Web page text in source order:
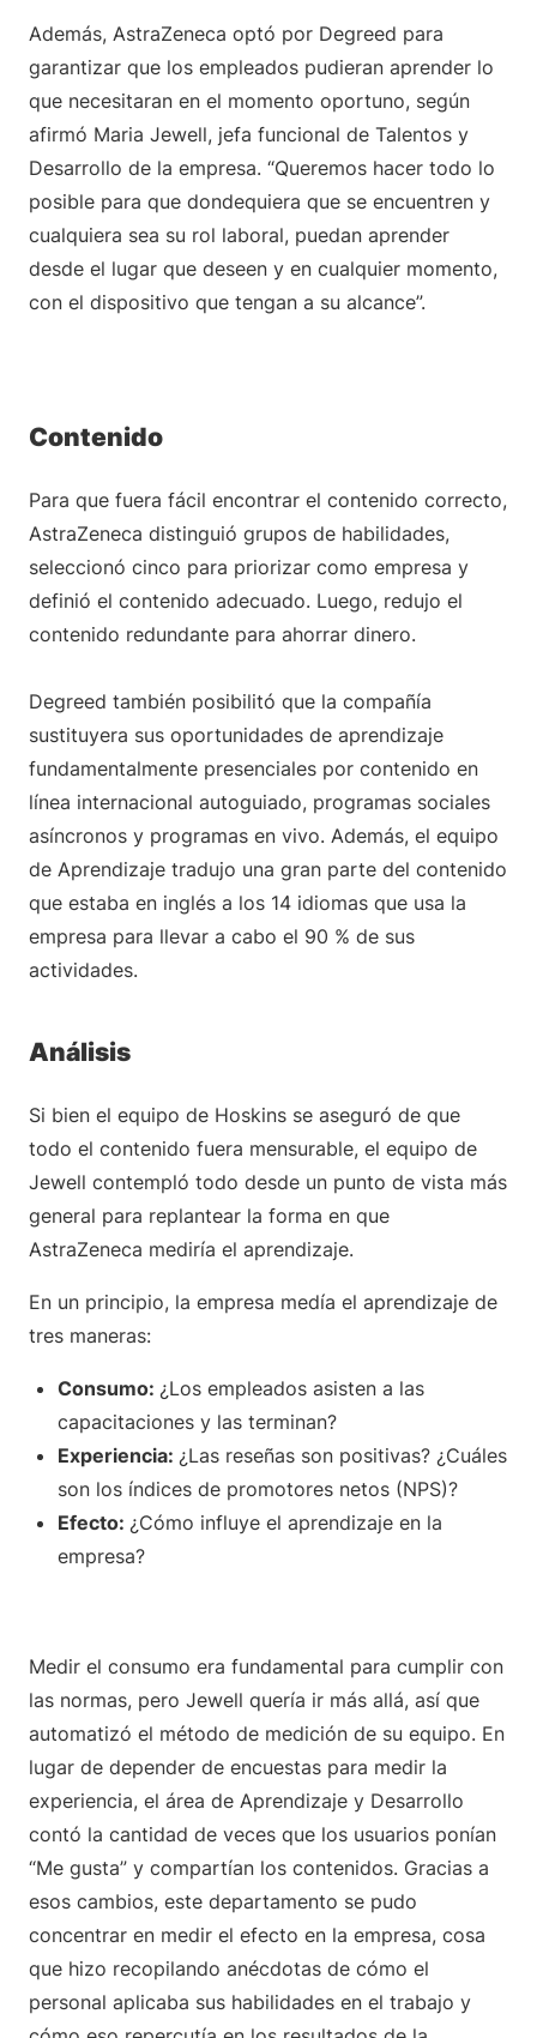
Además, AstraZeneca optó por Degreed para
garantizar que los empleados pudieran aprender lo
que necesitaran en el momento oportuno, según
afirmó Maria Jewell, jefa funcional de Talentos y
Desarrollo de la empresa. “Queremos hacer todo lo
posible para que dondequiera que se encuentren y
cualquiera sea su rol laboral, puedan aprender
desde el lugar que deseen y en cualquier momento,
con el dispositivo que tengan a su alcance”.
Contenido
Para que fuera fácil encontrar el contenido correcto,
AstraZeneca distinguió grupos de habilidades,
seleccionó cinco para priorizar como empresa y
definió el contenido adecuado. Luego, redujo el
contenido redundante para ahorrar dinero.
Degreed también posibilitó que la compañía
sustituyera sus oportunidades de aprendizaje
fundamentalmente presenciales por contenido en
línea internacional autoguiado, programas sociales
asíncronos y programas en vivo. Además, el equipo
de Aprendizaje tradujo una gran parte del contenido
que estaba en inglés a los 14 idiomas que usa la
empresa para llevar a cabo el 90 % de sus
actividades.
Análisis
Si bien el equipo de Hoskins se aseguró de que
todo el contenido fuera mensurable, el equipo de
Jewell contempló todo desde un punto de vista más
general para replantear la forma en que
AstraZeneca mediría el aprendizaje.
En un principio, la empresa medía el aprendizaje de
tres maneras:
Consumo: ¿Los empleados asisten a las
capacitaciones y las terminan?
Experiencia: ¿Las reseñas son positivas? ¿Cuáles
son los índices de promotores netos (NPS)?
Efecto: ¿Cómo influye el aprendizaje en la
empresa?
Medir el consumo era fundamental para cumplir con
las normas, pero Jewell quería ir más allá, así que
automatizó el método de medición de su equipo. En
lugar de depender de encuestas para medir la
experiencia, el área de Aprendizaje y Desarrollo
contó la cantidad de veces que los usuarios ponían
“Me gusta” y compartían los contenidos. Gracias a
esos cambios, este departamento se pudo
concentrar en medir el efecto en la empresa, cosa
que hizo recopilando anécdotas de cómo el
personal aplicaba sus habilidades en el trabajo y